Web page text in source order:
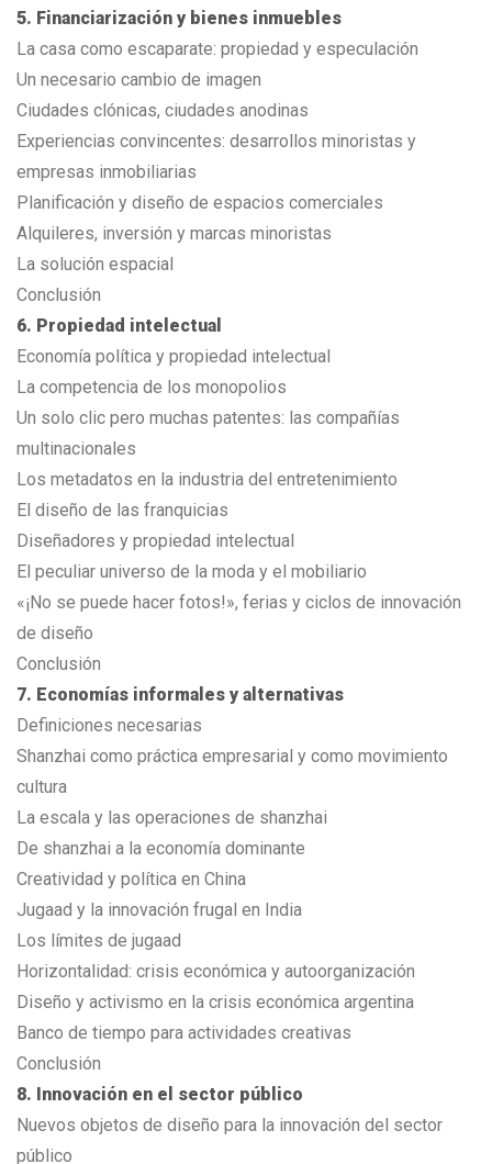
5. Financiarización y bienes inmuebles
La casa como escaparate: propiedad y especulación
Un necesario cambio de imagen
Ciudades clónicas, ciudades anodinas
Experiencias convincentes: desarrollos minoristas y
empresas inmobiliarias
Planificación y diseño de espacios comerciales
Alquileres, inversión y marcas minoristas
La solución espacial
Conclusión
6. Propiedad intelectual
Economía política y propiedad intelectual
La competencia de los monopolios
Un solo clic pero muchas patentes: las compañías
multinacionales
Los metadatos en la industria del entretenimiento
El diseño de las franquicias
Diseñadores y propiedad intelectual
El peculiar universo de la moda y el mobiliario
«¡No se puede hacer fotos!», ferias y ciclos de innovación
de diseño
Conclusión
7. Economías informales y alternativas
Definiciones necesarias
Shanzhai como práctica empresarial y como movimiento
cultura
La escala y las operaciones de shanzhai
De shanzhai a la economía dominante
Creatividad y política en China
Jugaad y la innovación frugal en India
Los límites de jugaad
Horizontalidad: crisis económica y autoorganización
Diseño y activismo en la crisis económica argentina
Banco de tiempo para actividades creativas
Conclusión
8. Innovación en el sector público
Nuevos objetos de diseño para la innovación del sector
público